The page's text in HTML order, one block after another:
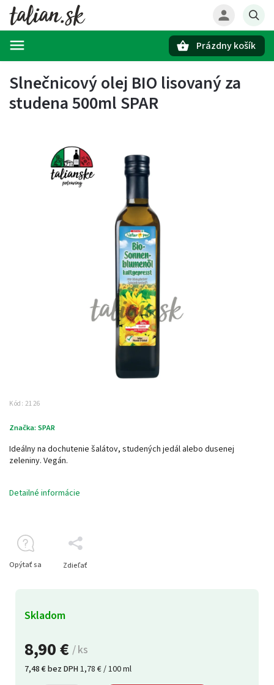
Prázdny košík
Slnečnicový olej BIO lisovaný za
studena 500ml SPAR
Kód: 2126
Značka: SPAR
8,90 € / ks
7,48 € bez DPH1,78 € / 100 ml
Skladom
Ideálny na dochutenie šalátov, studených jedál alebo dusenej
zeleniny. Vegán.
Detailné informácie
Opýtať sa Zdieľať